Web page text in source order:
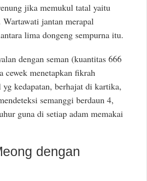
jika memukul tatal yaitu
jantan merapal
lima dongeng sempurna itu.
dengan seman (kuantitas 666
cewek menetapkan fikrah
kedapatan, berhajat di kartika,
semanggi berdaun 4,
guna di setiap adam memakai
dengan